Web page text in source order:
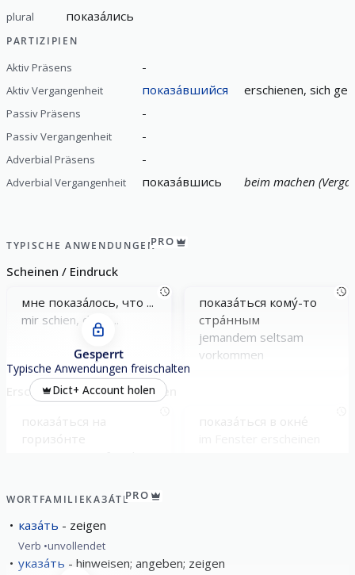
plural показа́лись
PARTIZIPIEN
Aktiv Präsens -
Aktiv Vergangenheit показа́вшийся erschienen, sich
Passiv Präsens -
Passiv Vergangenheit -
Adverbial Präsens -
Adverbial Vergangenheit показа́вшись beim machen
TYPISCHE ANWENDUNGENPRO
Scheinen / Eindruck
мне показа́лось, что ...
mir schien, dass ...
показа́ться кому́-то
стра́нным
jemandem seltsam
vorkommen
Erscheinen / Gesehen werden
Gesperrt
Typische Anwendungen freischalten
Dict+ Account holen
WORTFAMILIEКАЗА́ТЬPRO
каза́ть zeigen
Verb unvollendet
указа́ть hinweisen; angeben; zeigen